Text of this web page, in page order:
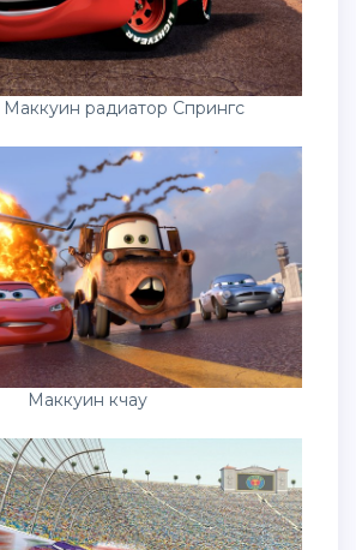
радиатор Спрингс
Маккуин кчау